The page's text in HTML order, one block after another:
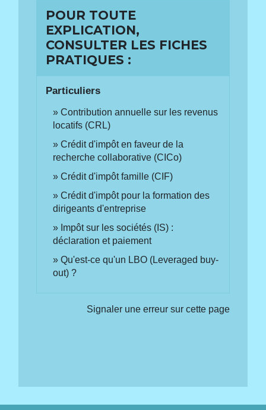
POUR TOUTE
EXPLICATION,
CONSULTER LES FICHES
PRATIQUES :
Particuliers
Contribution annuelle sur les revenus
locatifs (CRL)
Crédit d'impôt en faveur de la
recherche collaborative (CICo)
Crédit d'impôt famille (CIF)
Crédit d'impôt pour la formation des
dirigeants d'entreprise
Impôt sur les sociétés (IS) :
déclaration et paiement
Qu'est-ce qu'un LBO (Leveraged buy-
out) ?
Signaler une erreur sur cette page